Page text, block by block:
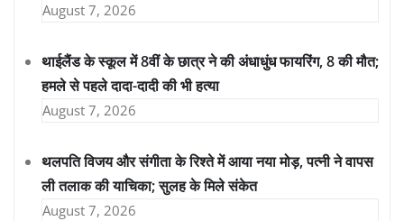
August 7, 2026
थाईलैंड के स्कूल में 8वीं के छात्र ने की अंधाधुंध फायरिंग, 8 की मौत;
हमले से पहले दादा-दादी की भी हत्या
August 7, 2026
थलपति विजय और संगीता के रिश्ते में आया नया मोड़, पत्नी ने वापस
ली तलाक की याचिका; सुलह के मिले संकेत
August 7, 2026